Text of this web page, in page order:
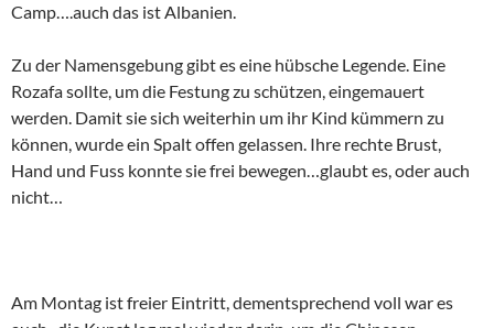
Camp….auch das ist Albanien.
Zu der Namensgebung gibt es eine hübsche Legende. Eine
Rozafa sollte, um die Festung zu schützen, eingemauert
werden. Damit sie sich weiterhin um ihr Kind kümmern zu
können, wurde ein Spalt offen gelassen. Ihre rechte Brust,
Hand und Fuss konnte sie frei bewegen…glaubt es, oder auch
nicht…
Am Montag ist freier Eintritt, dementsprechend voll war es